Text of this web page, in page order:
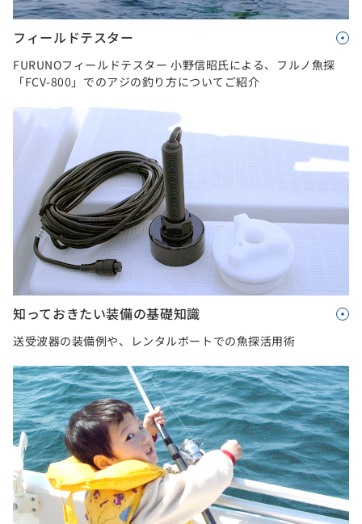
フィールドテスター
FURUNOフィールドテスター 小野信昭氏による、フルノ魚探
「FCV-800」でのアジの釣り方についてご紹介
知っておきたい装備の基礎知識
送受波器の装備例や、レンタルボートでの魚探活用術